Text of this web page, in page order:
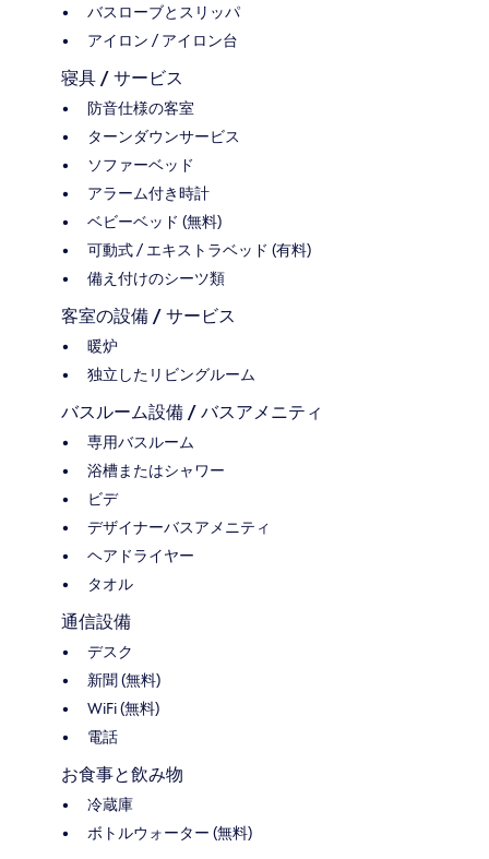
バスローブとスリッパ
アイロン / アイロン台
寝具 / サービス
防音仕様の客室
ターンダウンサービス
ソファーベッド
アラーム付き時計
ベビーベッド (無料)
可動式 / エキストラベッド (有料)
備え付けのシーツ類
客室の設備 / サービス
暖炉
独立したリビングルーム
バスルーム設備 / バスアメニティ
専用バスルーム
浴槽またはシャワー
ビデ
デザイナーバスアメニティ
ヘアドライヤー
タオル
通信設備
デスク
新聞 (無料)
WiFi (無料)
電話
お食事と飲み物
冷蔵庫
ボトルウォーター (無料)